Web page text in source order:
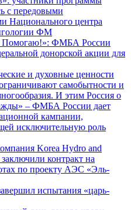
с передовыми
Национального центра
ФМ
Помогаю!»: ФМБА России
донорской акции для
и духовные ценности
самобытности и
И этим Россия о
– ФМБА России дает
кампании,
исключительную роль
Korea Hydro and
контракт на
по проекту АЭС «Эль-
испытания «царь-